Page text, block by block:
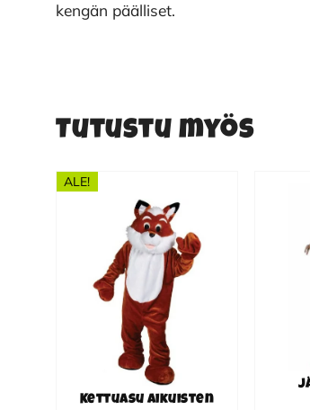
kengän päälliset.
Tutustu myös
ALE!
Kettuasu aikuisten